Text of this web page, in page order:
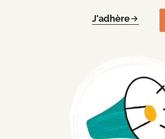
J'adhère